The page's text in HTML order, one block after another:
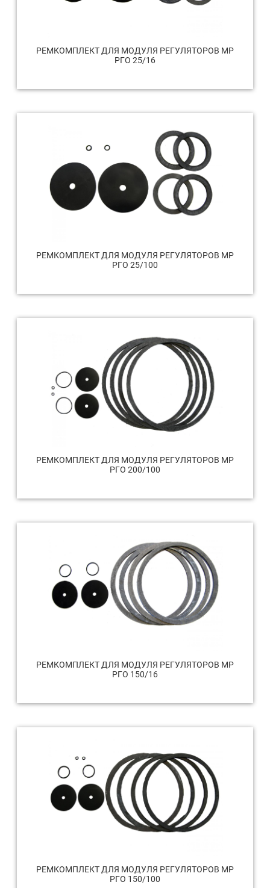
РЕМКОМПЛЕКТ ДЛЯ МОДУЛЯ РЕГУЛЯТОРОВ МР
РГО 25/16
РЕМКОМПЛЕКТ ДЛЯ МОДУЛЯ РЕГУЛЯТОРОВ МР
РГО 25/100
РЕМКОМПЛЕКТ ДЛЯ МОДУЛЯ РЕГУЛЯТОРОВ МР
РГО 200/100
РЕМКОМПЛЕКТ ДЛЯ МОДУЛЯ РЕГУЛЯТОРОВ МР
РГО 150/16
РЕМКОМПЛЕКТ ДЛЯ МОДУЛЯ РЕГУЛЯТОРОВ МР
РГО 150/100